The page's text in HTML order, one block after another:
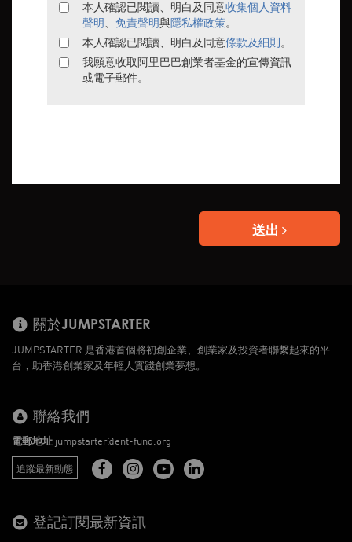
本人確認已閱讀、明白及同意收集個人資料
聲明、 免責聲明與隱私權政策。
本人確認已閱讀、明白及同意條款及細則 。
我願意收取阿里巴巴創業者基金的宣傳資訊
或電子郵件。
送出
關於JUMPSTARTER
JUMPSTARTER 是香港首個將初創企業、創業家及投資者聯繫起來的平
台，助香港創業家及年輕人實踐創業夢想。
聯絡我們
電郵地址 jumpstarter@ent-fund.org
追蹤最新動態
登記訂閱最新資訊